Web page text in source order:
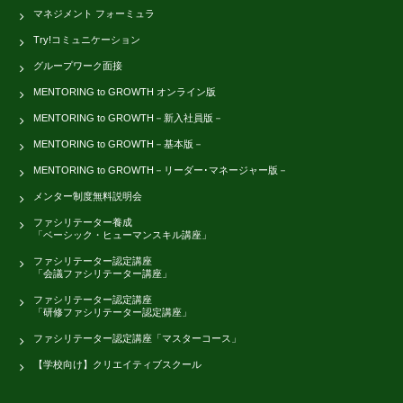
マネジメント フォーミュラ
Try!コミュニケーション
グループワーク面接
MENTORING to GROWTH オンライン版
MENTORING to GROWTH－新入社員版－
MENTORING to GROWTH－基本版－
MENTORING to GROWTH－リーダー･マネージャー版－
メンター制度無料説明会
ファシリテーター養成
「ベーシック・ヒューマンスキル講座」
ファシリテーター認定講座
「会議ファシリテーター講座」
ファシリテーター認定講座
「研修ファシリテーター認定講座」
ファシリテーター認定講座「マスターコース」
【学校向け】クリエイティブスクール